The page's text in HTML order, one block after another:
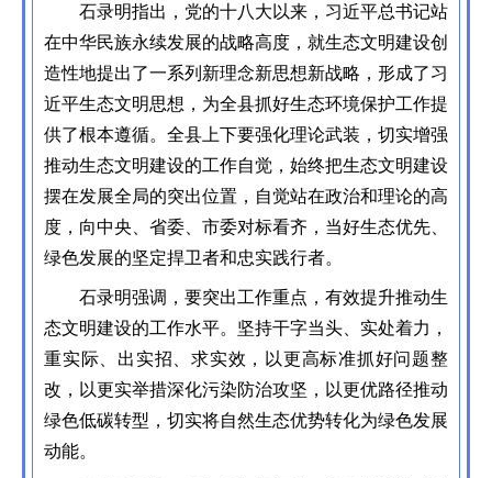
石录明指出，党的十八大以来，习近平总书记站
在中华民族永续发展的战略高度，就生态文明建设创
造性地提出了一系列新理念新思想新战略，形成了习
近平生态文明思想，为全县抓好生态环境保护工作提
供了根本遵循。全县上下要强化理论武装，切实增强
推动生态文明建设的工作自觉，始终把生态文明建设
摆在发展全局的突出位置，自觉站在政治和理论的高
度，向中央、省委、市委对标看齐，当好生态优先、
绿色发展的坚定捍卫者和忠实践行者。
石录明强调，要突出工作重点，有效提升推动生
态文明建设的工作水平。坚持干字当头、实处着力，
重实际、出实招、求实效，以更高标准抓好问题整
改，以更实举措深化污染防治攻坚，以更优路径推动
绿色低碳转型，切实将自然生态优势转化为绿色发展
动能。